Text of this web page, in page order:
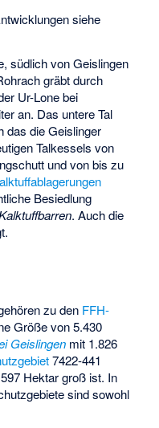
siehe
südlich von Geislingen
gräbt durch
Ur-Lone bei
an. Das untere Tal
das die Geislinger
Talkessels von
und von bis zu
Besiedlung
. Auch die
zu den FFH-
Größe von 5.430
Geislingen mit 1.826
7422-441
Hektar groß ist. In
sind sowohl